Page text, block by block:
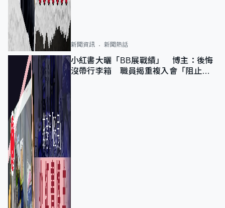
新聞資訊 新聞熱話
小紅書大曬「BB展戰績」 博主：後悔
沒帶行李箱 職員揭重複入會「阻止唔